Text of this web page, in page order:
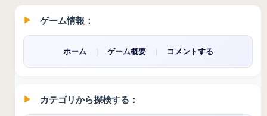
ゲーム情報：
ホーム ゲーム概要 コメントする
カテゴリから探検する：